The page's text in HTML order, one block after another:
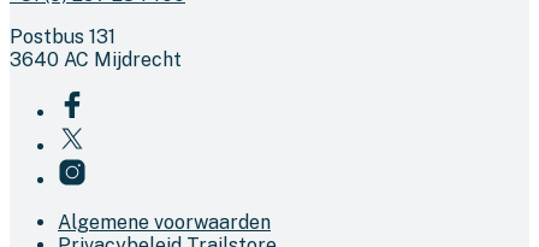
Postbus 131
3640 AC Mijdrecht
Algemene voorwaarden